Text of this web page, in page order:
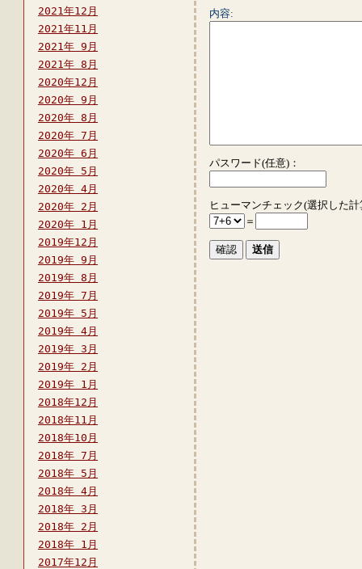
2021年12月
2021年11月
2021年 9月
2021年 8月
2020年12月
2020年 9月
2020年 8月
2020年 7月
2020年 6月
2020年 5月
2020年 4月
2020年 2月
2020年 1月
2019年12月
2019年 9月
2019年 8月
2019年 7月
2019年 5月
2019年 4月
2019年 3月
2019年 2月
2019年 1月
2018年12月
2018年11月
2018年10月
2018年 7月
2018年 5月
2018年 4月
2018年 3月
2018年 2月
2018年 1月
2017年12月
内容:
パスワード(任意)：
ヒューマンチェック(選択した
＝